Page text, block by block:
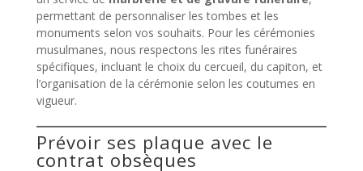
permettant de personnaliser les tombes et les
monuments selon vos souhaits. Pour les cérémonies
musulmanes, nous respectons les rites funéraires
spécifiques, incluant le choix du cercueil, du capiton, et
l’organisation de la cérémonie selon les coutumes en
vigueur.
Prévoir ses plaque avec le
contrat obsèques